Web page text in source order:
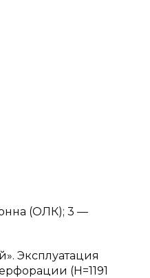
(ОЛК); 3 —
Эксплуатация
(Н=1191